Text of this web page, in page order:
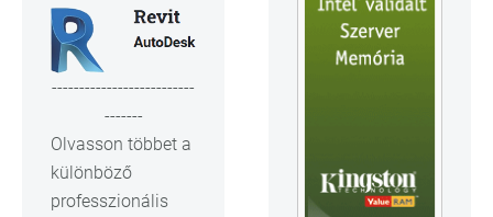
--------------------------
-------
Olvasson többet a
különböző
professzionális